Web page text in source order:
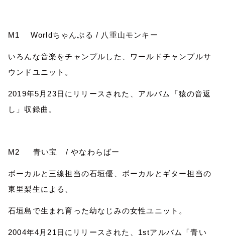
M1 Worldちゃんぷる / 八重山モンキー
いろんな音楽をチャンプルした、ワールドチャンプルサ
ウンドユニット。
2019年5 月 23日にリリースされた、アルバム「猿の音返
し」収録曲。
M2 青い宝 /やなわらばー
ボーカルと三線担当の石垣優、ボーカルとギター担当の
東里梨生による、
石垣島で生まれ育った幼なじみの女性ユニット。
2004年4 月 21 日にリリースされた、 1stアルバム「青い